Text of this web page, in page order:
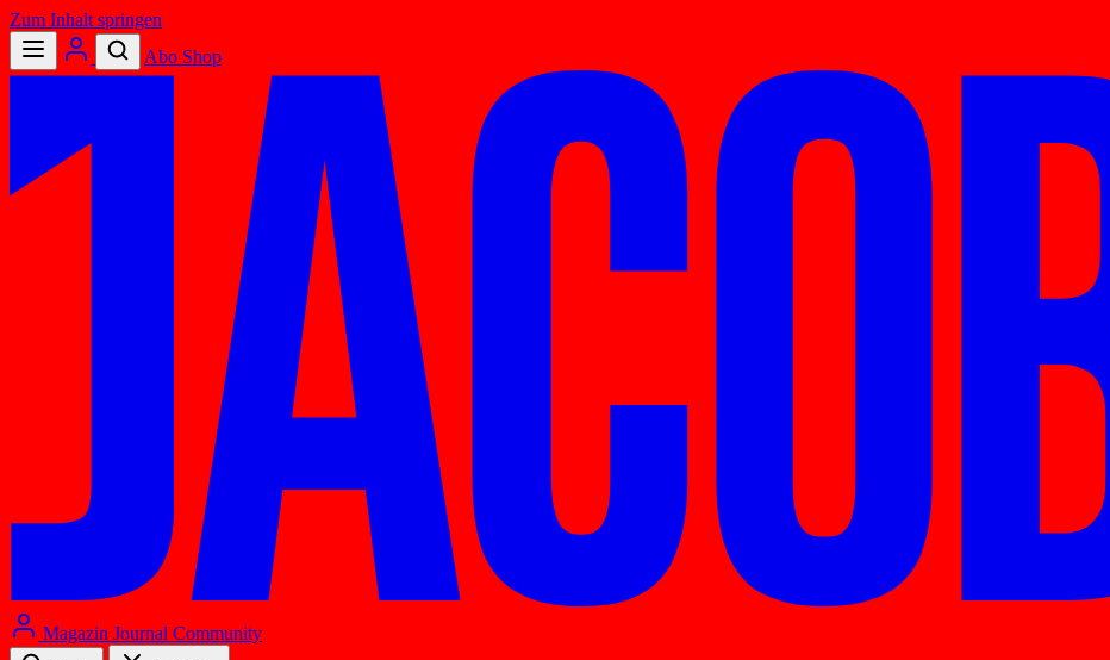
Zum Inhalt springen
Abo Shop
Magazin Journal Community